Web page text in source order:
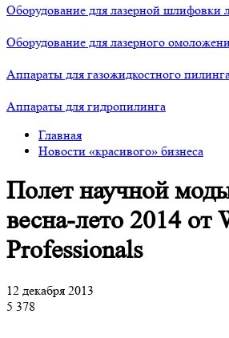
Оборудование для лазерной шлифовки
Оборудование для лазерного
Аппараты для газожидкостного
Аппараты для гидропилинга
Главная
Новости «красивого» бизнеса
Полет научной
весна-лето 2014 от
Professionals
12 декабря 2013
5 378